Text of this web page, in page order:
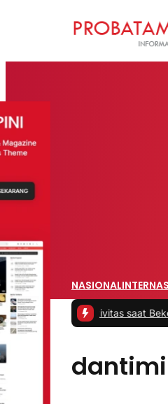
NASIONAL
Produktivitas saat Bekerja dari